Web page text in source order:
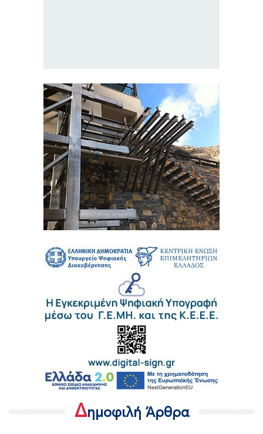
Δημοφιλή Άρθρα